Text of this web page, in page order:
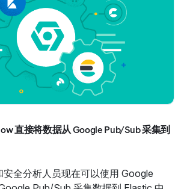
直接将数据从 Google Pub/Sub 采集到
安全分析人员现在可以使用 Google